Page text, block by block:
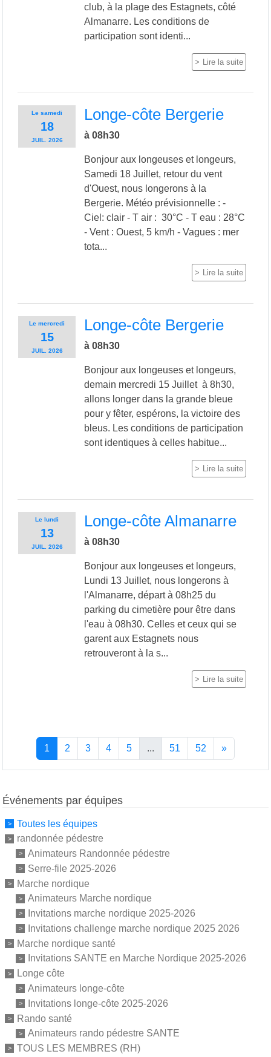
club, à la plage des Estagnets, côté
Almanarre. Les conditions de
participation sont identi...
Lire la suite
Lesamedi
18
JUIL. 2026
Longe-côte Bergerie
à 08h30
Bonjour aux longeuses et longeurs,
Samedi 18 Juillet, retour du vent
d'Ouest, nous longerons à la
Bergerie. Météo prévisionnelle : -
Ciel: clair - T air : 30°C - T eau : 28°C
- Vent : Ouest, 5 km/h - Vagues : mer
tota...
Lire la suite
Lemercredi
15
JUIL. 2026
Longe-côte Bergerie
à 08h30
Bonjour aux longeuses et longeurs,
demain mercredi 15 Juillet à 8h30,
allons longer dans la grande bleue
pour y fêter, espérons, la victoire des
bleus. Les conditions de participation
sont identiques à celles habitue...
Lire la suite
Lelundi
13
JUIL. 2026
Longe-côte Almanarre
à 08h30
Bonjour aux longeuses et longeurs,
Lundi 13 Juillet, nous longerons à
l'Almanarre, départ à 08h25 du
parking du cimetière pour être dans
l'eau à 08h30. Celles et ceux qui se
garent aux Estagnets nous
retrouveront à la s...
Lire la suite
1 2 3 4 5 ... 51 52 »
Événements par équipes
Toutes les équipes
randonnée pédestre
Animateurs Randonnée pédestre
Serre-file 2025-2026
Marche nordique
Animateurs Marche nordique
Invitations marche nordique 2025-2026
Invitations challenge marche nordique 2025 2026
Marche nordique santé
Invitations SANTE en Marche Nordique 2025-2026
Longe côte
Animateurs longe-côte
Invitations longe-côte 2025-2026
Rando santé
Animateurs rando pédestre SANTE
TOUS LES MEMBRES (RH)